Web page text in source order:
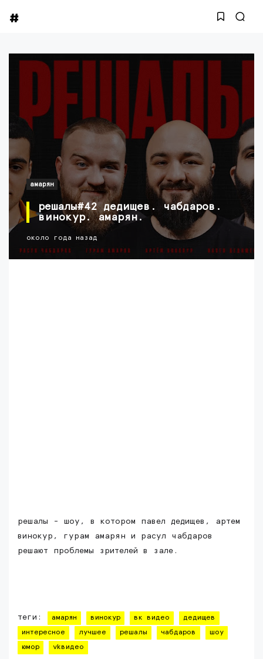
амарян
решалы#42 дедищев. чабдаров.
винокур. амарян.
около года назад
решалы - шоу, в котором павел дедищев, артем
винокур, гурам амарян и расул чабдаров
решают проблемы зрителей в зале.
теги: амарян винокур вк видео дедищев
интересное лучшее решалы чабдаров шоу
юмор vkвидео